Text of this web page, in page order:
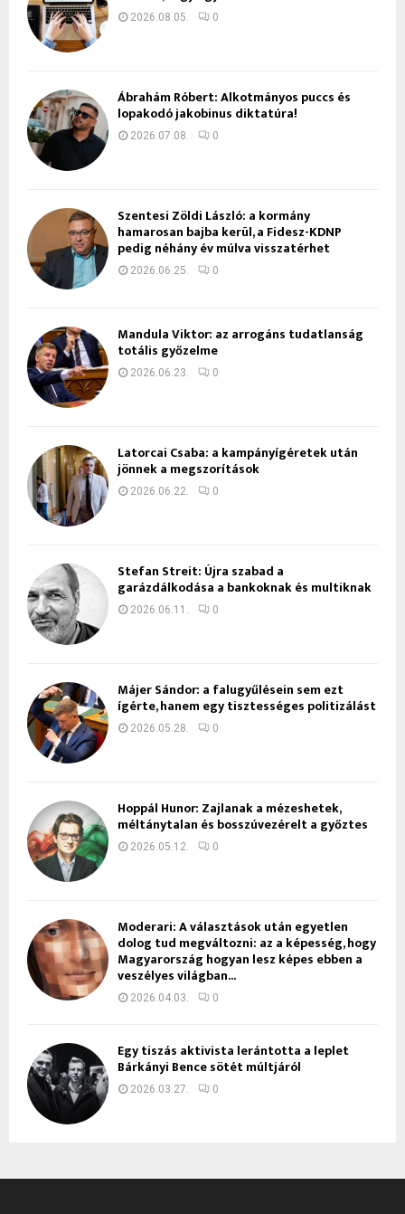
2026.08.05. 0
Ábrahám Róbert: Alkotmányos puccs és
lopakodó jakobinus diktatúra!
2026.07.08. 0
Szentesi Zöldi László: a kormány
hamarosan bajba kerül, a Fidesz-KDNP
pedig néhány év múlva visszatérhet
2026.06.25. 0
Mandula Viktor: az arrogáns tudatlanság
totális győzelme
2026.06.23. 0
Latorcai Csaba: a kampányígéretek után
jönnek a megszorítások
2026.06.22. 0
Stefan Streit: Újra szabad a
garázdálkodása a bankoknak és multiknak
2026.06.11. 0
Májer Sándor: a falugyűlésein sem ezt
ígérte, hanem egy tisztességes politizálást
2026.05.28. 0
Hoppál Hunor: Zajlanak a mézeshetek,
méltánytalan és bosszúvezérelt a győztes
2026.05.12. 0
Moderari: A választások után egyetlen
dolog tud megváltozni: az a képesség, hogy
Magyarország hogyan lesz képes ebben a
veszélyes világban...
2026.04.03. 0
Egy tiszás aktivista lerántotta a leplet
Bárkányi Bence sötét múltjáról
2026.03.27. 0